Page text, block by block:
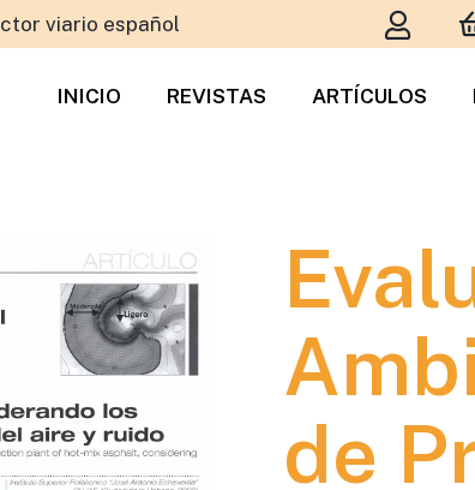
viario español
INICIO REVISTAS ARTÍCULOS
de